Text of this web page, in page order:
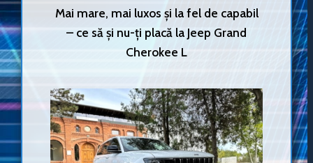
Mai mare, mai luxos și la fel de capabil
– ce să și nu-ți placă la Jeep Grand
Cherokee L